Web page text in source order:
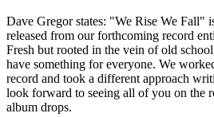
Dave Gregor states: "We Rise We Fall"
released from our forthcoming record
Fresh but rooted in the vein of old
have something for everyone. We
record and took a different approach
look forward to seeing all of you on the
album drops.